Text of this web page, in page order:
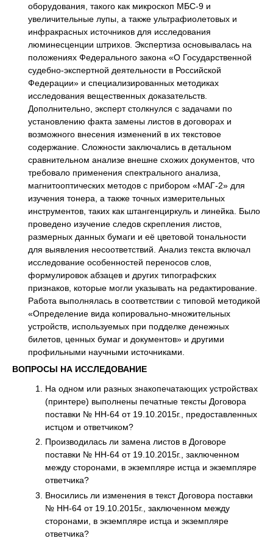
оборудования, такого как микроскоп МБС-9 и
увеличительные лупы, а также ультрафиолетовых и
инфракрасных источников для исследования
люминесценции штрихов. Экспертиза основывалась на
положениях Федерального закона «О Государственной
судебно-экспертной деятельности в Российской
Федерации» и специализированных методиках
исследования вещественных доказательств.
Дополнительно, эксперт столкнулся с задачами по
установлению факта замены листов в договорах и
возможного внесения изменений в их текстовое
содержание. Сложности заключались в детальном
сравнительном анализе внешне схожих документов, что
требовало применения спектрального анализа,
магнитооптических методов с прибором «МАГ-2» для
изучения тонера, а также точных измерительных
инструментов, таких как штангенциркуль и линейка. Было
проведено изучение следов скрепления листов,
размерных данных бумаги и её цветовой тональности
для выявления несоответствий. Анализ текста включал
исследование особенностей переносов слов,
формулировок абзацев и других типографских
признаков, которые могли указывать на редактирование.
Работа выполнялась в соответствии с типовой методикой
«Определение вида копировально-множительных
устройств, используемых при подделке денежных
билетов, ценных бумаг и документов» и другими
профильными научными источниками.
ВОПРОСЫ НА ИССЛЕДОВАНИЕ
На одном или разных знакопечатающих устройствах
(принтере) выполнены печатные тексты Договора
поставки № НН-64 от 19.10.2015г., предоставленных
истцом и ответчиком?
Производилась ли замена листов в Договоре
поставки № НН-64 от 19.10.2015г., заключенном
между сторонами, в экземпляре истца и экземпляре
ответчика?
Вносились ли изменения в текст Договора поставки
№ НН-64 от 19.10.2015г., заключенном между
сторонами, в экземпляре истца и экземпляре
ответчика?